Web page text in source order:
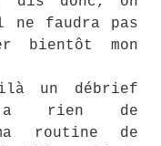
faudra pas
bientôt mon
un débrief
rien de
routine de